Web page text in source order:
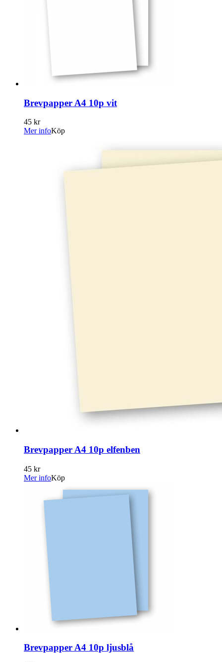
Brevpapper A4 10p vit
45 kr
Mer infoKöp
Brevpapper A4 10p elfenben
45 kr
Mer infoKöp
Brevpapper A4 10p ljusblå